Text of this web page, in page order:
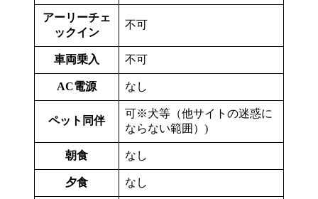
アーリーチェ
ックイン
不可
車両乗入 不可
AC電源 なし
ペット同伴
可※犬等（他サイトの迷惑に
ならない範囲）)
朝食 なし
夕食 なし